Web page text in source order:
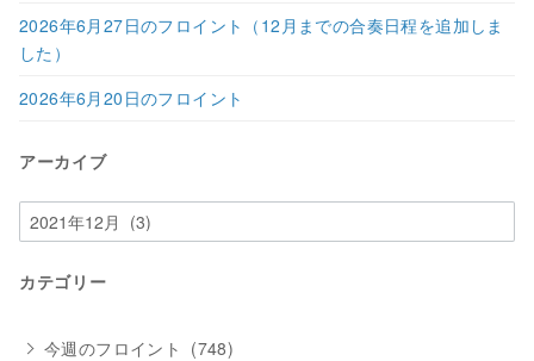
2026年6月27日のフロイント（12月までの合奏日程を追加しま
した）
2026年6月20日のフロイント
アーカイブ
ア
ー
イ
カテゴリー
今週のフロイント (748)